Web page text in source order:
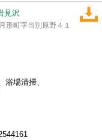
見沢
形町字当別原野４１
浴場清掃、